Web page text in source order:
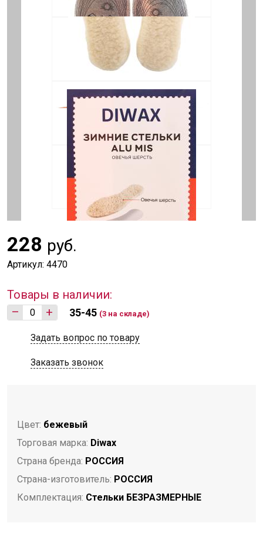
228 руб.
Артикул: 4470
Товары в наличии:
–
+ 35-45 (3 на складе)
Задать вопрос по товару
Заказать звонок
Цвет: бежевый
Торговая марка: Diwax
Страна бренда: РОССИЯ
Страна-изготовитель: РОССИЯ
Комплектация: Стельки БЕЗРАЗМЕРНЫЕ